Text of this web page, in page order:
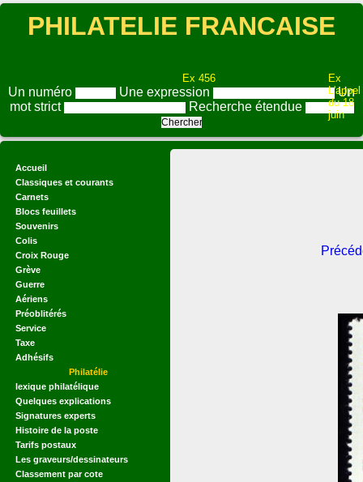
PHILATELIE FRANCAISE
Ex 456
Ex
L'appel
du 18
juin
Un numéro Une expression
Un
mot strict
Recherche étendue
Accueil
Classiques et courants
Carnets
Blocs feuillets
Souvenirs
Colis
Croix Rouge
Grève
Guerre
Aériens
Préoblitérés
Service
Taxe
Adhésifs
Philatélie
lexique philatélique
Quelques explications
Signatures experts
Histoire de la poste
Tarifs postaux
Les graveurs/dessinateurs
Classement par cote